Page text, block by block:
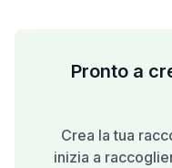
Pronto a
Crea la tua
inizia a